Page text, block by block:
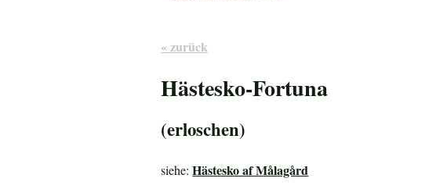
« zurück
Hästesko-Fortuna
(erloschen)
siehe:Hästesko af Målagård